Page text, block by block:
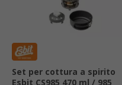
Set per cottura a spirito
Esbit CS985 470 ml / 985